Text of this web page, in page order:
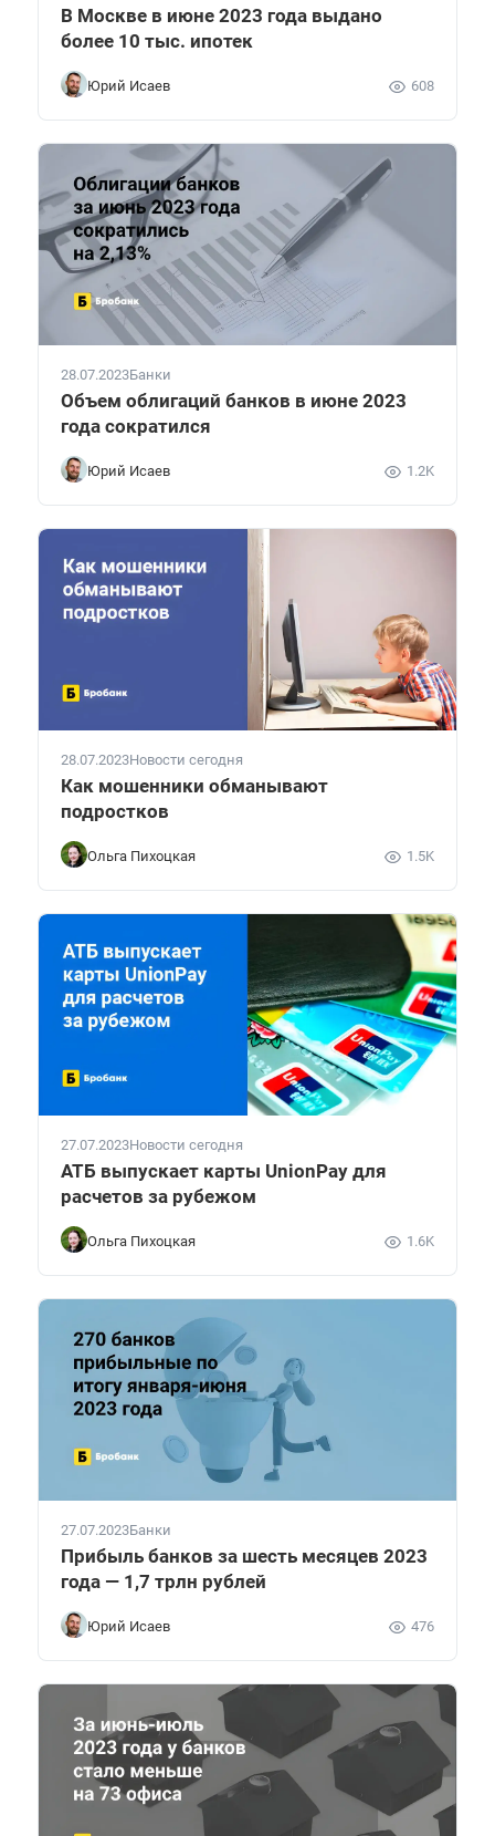
В Москве в июне 2023 года выдано
более 10 тыс. ипотек
Юрий Исаев 608
28.07.2023Банки
Объем облигаций банков в июне 2023
года сократился
Юрий Исаев 1.2K
28.07.2023Новости сегодня
Как мошенники обманывают
подростков
Ольга Пихоцкая 1.5K
27.07.2023Новости сегодня
АТБ выпускает карты UnionPay для
расчетов за рубежом
Ольга Пихоцкая 1.6K
27.07.2023Банки
Прибыль банков за шесть месяцев 2023
года — 1,7 трлн рублей
Юрий Исаев 476